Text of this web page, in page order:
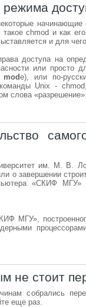
начинающие
chmod и как
и для
доступа на
или просто
mode), или по-
Unix -
слова
им. М. В.
о завершении
«СКИФ
МГУ»,
не стоит
собрались
еще раз.